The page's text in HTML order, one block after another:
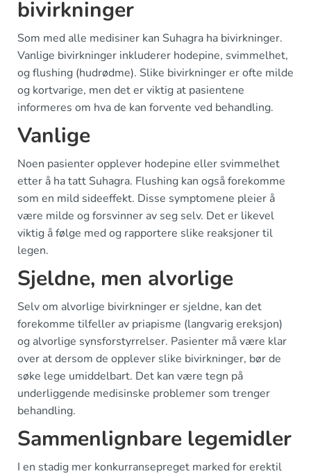
bivirkninger
Som med alle medisiner kan Suhagra ha bivirkninger.
Vanlige bivirkninger inkluderer hodepine, svimmelhet,
og flushing (hudrødme). Slike bivirkninger er ofte milde
og kortvarige, men det er viktig at pasientene
informeres om hva de kan forvente ved behandling.
Vanlige
Noen pasienter opplever hodepine eller svimmelhet
etter å ha tatt Suhagra. Flushing kan også forekomme
som en mild sideeffekt. Disse symptomene pleier å
være milde og forsvinner av seg selv. Det er likevel
viktig å følge med og rapportere slike reaksjoner til
legen.
Sjeldne, men alvorlige
Selv om alvorlige bivirkninger er sjeldne, kan det
forekomme tilfeller av priapisme (langvarig ereksjon)
og alvorlige synsforstyrrelser. Pasienter må være klar
over at dersom de opplever slike bivirkninger, bør de
søke lege umiddelbart. Det kan være tegn på
underliggende medisinske problemer som trenger
behandling.
Sammenlignbare legemidler
I en stadig mer konkurransepreget marked for erektil